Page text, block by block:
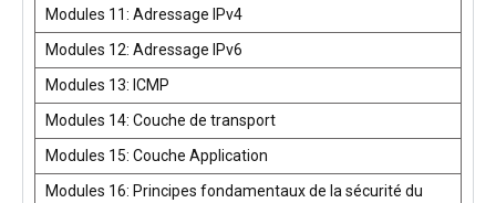
Modules 11: Adressage IPv4
Modules 12: Adressage IPv6
Modules 13: ICMP
Modules 14: Couche de transport
Modules 15: Couche Application
Modules 16: Principes fondamentaux de la sécurité du